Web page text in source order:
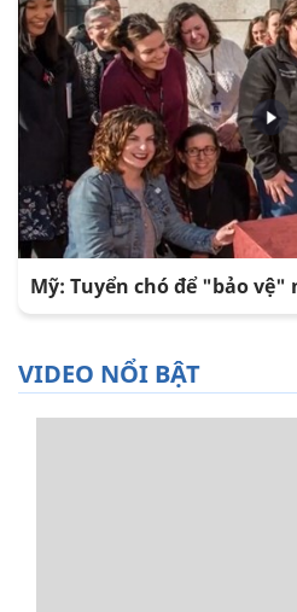
Mỹ: Tuyển chó để "bảo
VIDEO NỔI BẬT